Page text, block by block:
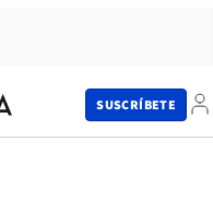
SUSCRÍBETE